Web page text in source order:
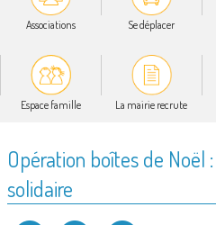
Associations Se déplacer
Espace famille La mairie recrute
Opération boîtes de Noël
solidaire